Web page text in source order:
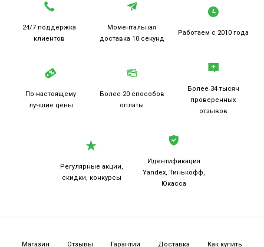
24/7 поддержка
клиентов
Моментальная
доставка 10 секунд
Работаем с 2010 года
По-настоящему
лучшие цены
Более 20 способов
оплаты
Более 34 тысяч
проверенных
отзывов
Регулярные акции,
скидки, конкурсы
Идентификация
Yandex, Тинькофф,
Юкасса
Магазин Отзывы Гарантии Доставка Как купить